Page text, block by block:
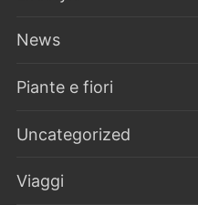
News
Piante e fiori
Uncategorized
Viaggi